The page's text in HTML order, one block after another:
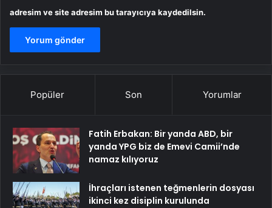
adresim ve site adresim bu tarayıcıya kaydedilsin.
Popüler Son Yorumlar
Fatih Erbakan: Bir yanda ABD, bir
yanda YPG biz de Emevi Camii’nde
namaz kılıyoruz
İhraçları istenen teğmenlerin dosyası
ikinci kez disiplin kurulunda